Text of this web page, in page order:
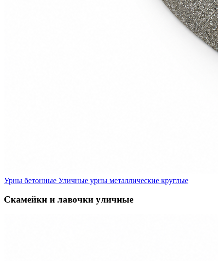
Урны бетонные Уличные урны металлические круглые
Скамейки и лавочки уличные